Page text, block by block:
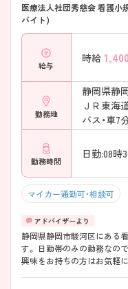
医療法人社団秀慈会 看護小
バイト)
給与
時給 1,400
勤務地
静岡県静
ＪＲ東海
バス・車7
勤務時間
日勤:08時
マイカー通勤可・相談可
静岡県静岡市駿河区にある
す。 日勤帯のみの勤務なの
興味をお持ちの方はお気軽